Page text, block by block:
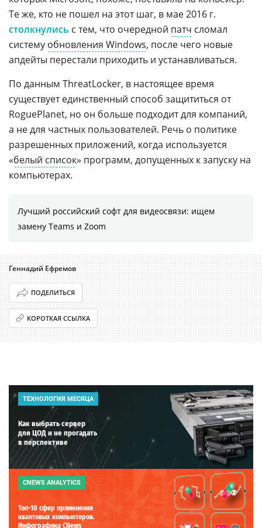
Те же, кто не пошел на этот шаг, в мае 2016 г.
столкнулись с тем, что очередной патч сломал
систему обновления Windows, после чего новые
апдейты перестали приходить и устанавливаться.
По данным ThreatLocker, в настоящее время
существует единственный способ защититься от
RoguePlanet, но он больше подходит для компаний,
а не для частных пользователей. Речь о политике
разрешенных приложений, когда используется
«белый список» программ, допущенных к запуску на
компьютерах.
Лучший российский софт для видеосвязи: ищем
замену Teams и Zoom
Геннадий Ефремов
ПОДЕЛИТЬСЯ
КОРОТКАЯ ССЫЛКА
ТЕХНОЛОГИЯ МЕСЯЦА
Как выбрать сервер
для ЦОД и не прогадать
в перспективе
CNEWS ANALYTICS
Топ-10 сфер применения
квантовых компьютеров.
Инфографика CNews